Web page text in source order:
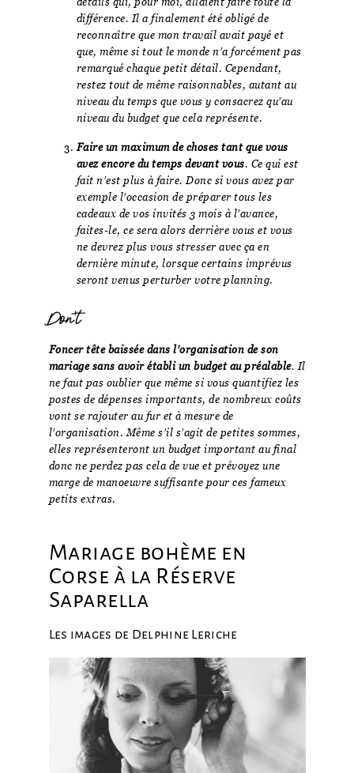
différence. Il a finalement été obligé de
reconnaître que mon travail avait payé et
que, même si tout le monde n’a forcément pas
remarqué chaque petit détail. Cependant,
restez tout de même raisonnables, autant au
niveau du temps que vous y consacrez qu’au
niveau du budget que cela représente.
Faire un maximum de choses tant que vous
avez encore du temps devant vous. Ce qui est
fait n’est plus à faire. Donc si vous avez par
exemple l’occasion de préparer tous les
cadeaux de vos invités 3 mois à l’avance,
faites-le, ce sera alors derrière vous et vous
ne devrez plus vous stresser avec ça en
dernière minute, lorsque certains imprévus
seront venus perturber votre planning.
Don’t
Foncer tête baissée dans l’organisation de son
mariage sans avoir établi un budget au préalable. Il
ne faut pas oublier que même si vous quantifiez les
postes de dépenses importants, de nombreux coûts
vont se rajouter au fur et à mesure de
l’organisation. Même s’il s’agit de petites sommes,
elles représenteront un budget important au final
donc ne perdez pas cela de vue et prévoyez une
marge de manoeuvre suffisante pour ces fameux
petits extras.
Mariage bohème en
Corse à la Réserve
Saparella
Les images de Delphine Leriche